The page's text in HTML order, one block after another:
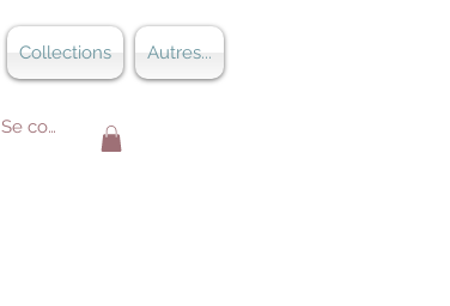
Collections Autres...
Se connecter